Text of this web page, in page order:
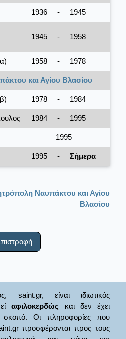
1936 - 1945
1945 - 1958
1958 - 1978
και Αγίου Βλασίου
1978 - 1984
1984 - 1995
1995
1995 - Σήμερα
Ναυπάκτου και Αγίου
Βλασίου
είναι ιδιωτικός
αφιλοκερδώς και δεν έχει
σκοπό. Οι πληροφορίες που
προσφέρονται προς τους